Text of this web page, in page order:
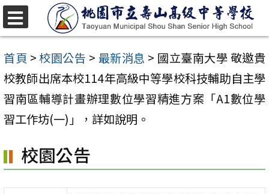
跳
至
主
要
內
容
首頁 >校園公告 > 最新消息 > 國立臺南大學 敬邀貴
校教師出席本校114年高級中等學校科技輔助自主學
習南區輔導計畫辦理數位學習精進方案「A1數位學
習工作坊(一)」，詳如說明。
校園公告
選
單